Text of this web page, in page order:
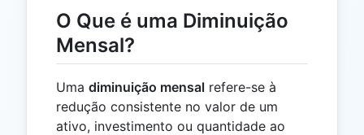
O Que é uma Diminuição
Mensal?
Uma diminuição mensal refere-se à
redução consistente no valor de um
ativo, investimento ou quantidade ao